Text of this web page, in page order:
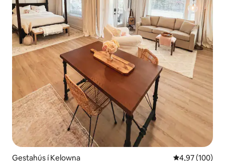
Gestahús í Kelowna 4,97 af 5 í
4,97 (100)